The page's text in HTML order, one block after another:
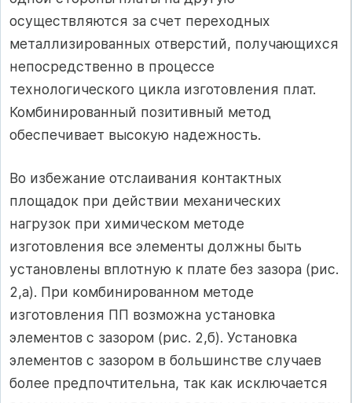
осуществляются за счет переходных
металлизированных отверстий, получающихся
непосредственно в процессе
технологического цикла изготовления плат.
Комбинированный позитивный метод
обеспечивает высокую надежность.
Во избежание отслаивания контактных
площадок при действии механических
нагрузок при химическом методе
изготовления все элементы должны быть
установлены вплотную к плате без зазора (рис.
2,а). При комбинированном методе
изготовления ПП возможна установка
элементов с зазором (рис. 2,б). Установка
элементов с зазором в большинстве случаев
более предпочтительна, так как исключается